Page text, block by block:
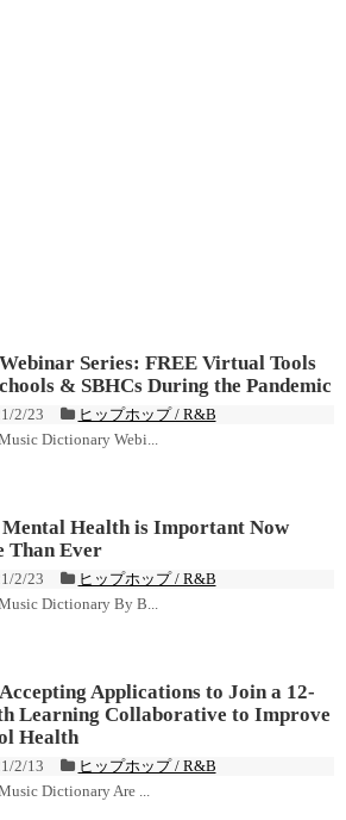
Series: FREE Virtual Tools
& SBHCs During the Pandemic
2/23
ヒップホップ / R&B
Dictionary Webi...
Health is Important Now
Than Ever
2/23
ヒップホップ / R&B
Dictionary By B...
Applications to Join a 12-
Learning Collaborative to Improve
Health
2/13
ヒップホップ / R&B
Dictionary Are ...